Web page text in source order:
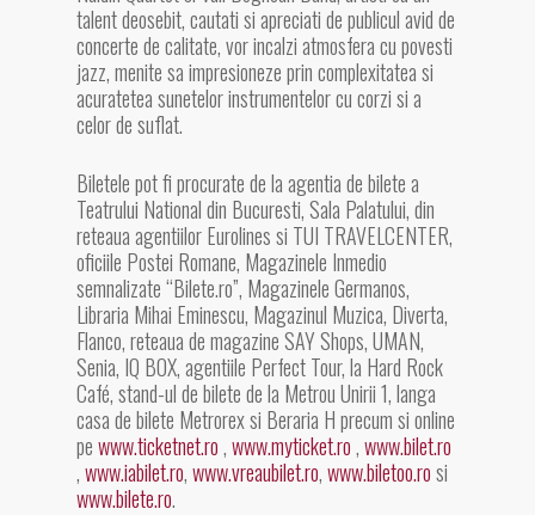
talent deosebit, cautati si apreciati de publicul avid de
concerte de calitate, vor incalzi atmosfera cu povesti
jazz, menite sa impresioneze prin complexitatea si
acuratetea sunetelor instrumentelor cu corzi si a
celor de suflat.
Biletele pot fi procurate de la agentia de bilete a
Teatrului National din Bucuresti, Sala Palatului, din
reteaua agentiilor Eurolines si TUI TRAVELCENTER,
oficiile Postei Romane, Magazinele Inmedio
semnalizate “Bilete.ro”, Magazinele Germanos,
Libraria Mihai Eminescu, Magazinul Muzica, Diverta,
Flanco, reteaua de magazine SAY Shops, UMAN,
Senia, IQ BOX, agentiile Perfect Tour, la Hard Rock
Café, stand-ul de bilete de la Metrou Unirii 1, langa
casa de bilete Metrorex si Beraria H precum si online
pewww.ticketnet.ro,www.myticket.ro,www.bilet.ro
,www.iabilet.ro,www.vreaubilet.ro,www.biletoo.rosi
www.bilete.ro.